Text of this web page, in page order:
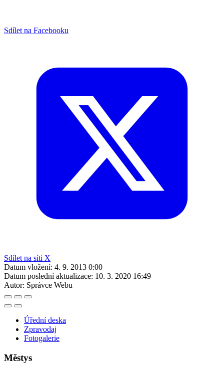
Sdílet na Facebooku
Sdílet na síti X
Datum vložení: 4. 9. 2013 0:00
Datum poslední aktualizace: 10. 3. 2020 16:49
Autor: Správce Webu
Úřední deska
Zpravodaj
Fotogalerie
Městys